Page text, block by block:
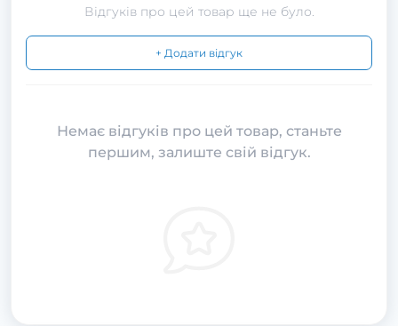
Відгуків про цей товар ще не було.
+ Додати відгук
Немає відгуків про цей товар, станьте
першим, залиште свій відгук.